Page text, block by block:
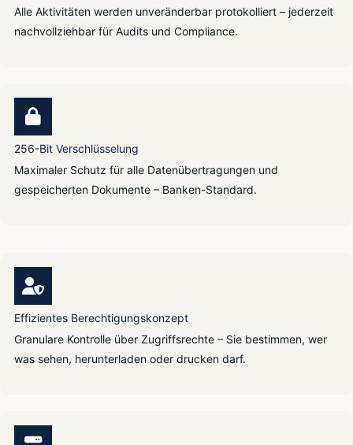
Alle Aktivitäten werden unveränderbar protokolliert – jederzeit
nachvollziehbar für Audits und Compliance.
256-Bit Verschlüsselung
Maximaler Schutz für alle Datenübertragungen und
gespeicherten Dokumente – Banken-Standard.
Effizientes Berechtigungskonzept
Granulare Kontrolle über Zugriffsrechte – Sie bestimmen, wer
was sehen, herunterladen oder drucken darf.